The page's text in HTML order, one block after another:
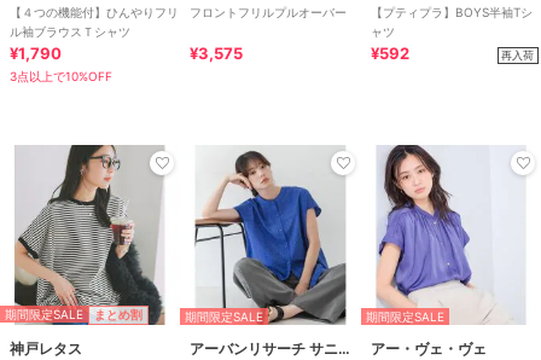
【４つの機能付】ひんやりフリ
ル袖ブラウスＴシャツ
¥1,790
3点以上で10%OFF
フロントフリルプルオーバー
¥3,575
【プティプラ】BOYS半袖Tシ
ャツ
¥592 再入荷
期間限定SALE まとめ割
神戸レタス
期間限定SALE
アーバンリサーチ サニーレーベル
期間限定SALE
アー・ヴェ・ヴェ